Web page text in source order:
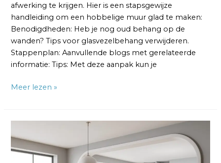
afwerking te krijgen. Hier is een stapsgewijze
handleiding om een hobbelige muur glad te maken:
Benodigdheden: Heb je nog oud behang op de
wanden? Tips voor glasvezelbehang verwijderen.
Stappenplan: Aanvullende blogs met gerelateerde
informatie: Tips: Met deze aanpak kun je
Meer lezen »
maak
ik